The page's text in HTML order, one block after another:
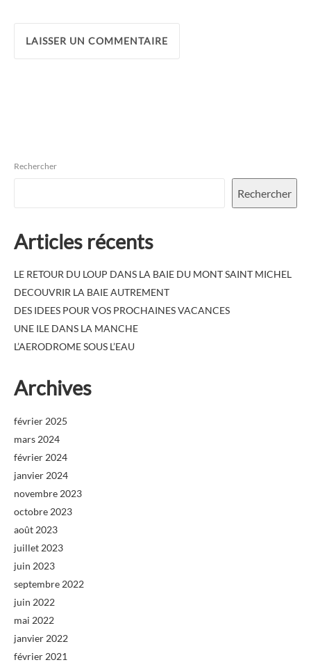
Rechercher
Rechercher
Articles récents
LE RETOUR DU LOUP DANS LA BAIE DU MONT SAINT MICHEL
DECOUVRIR LA BAIE AUTREMENT
DES IDEES POUR VOS PROCHAINES VACANCES
UNE ILE DANS LA MANCHE
L’AERODROME SOUS L’EAU
Archives
février 2025
mars 2024
février 2024
janvier 2024
novembre 2023
octobre 2023
août 2023
juillet 2023
juin 2023
septembre 2022
juin 2022
mai 2022
janvier 2022
février 2021